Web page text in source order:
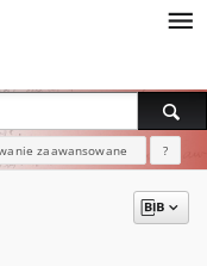
zaawansowane ?